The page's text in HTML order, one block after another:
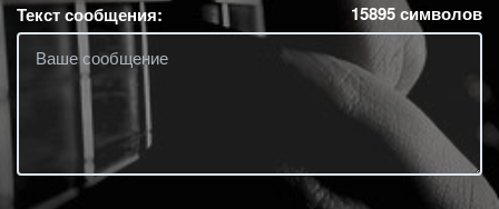
Текст сообщения: 15895символов